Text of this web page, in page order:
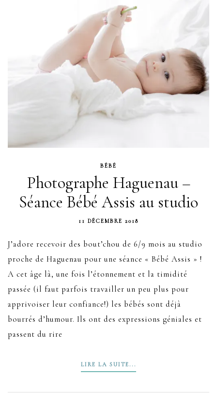
BÉBÉ
Photographe Haguenau –
Séance Bébé Assis au studio
11 DÉCEMBRE 2018
J’adore recevoir des bout’chou de 6/9 mois au studio
proche de Haguenau pour une séance « Bébé Assis » !
A cet âge là, une fois l’étonnement et la timidité
passée (il faut parfois travailler un peu plus pour
apprivoiser leur confiance!) les bébés sont déjà
bourrés d’humour. Ils ont des expressions géniales et
passent du rire
LIRE LA SUITE...